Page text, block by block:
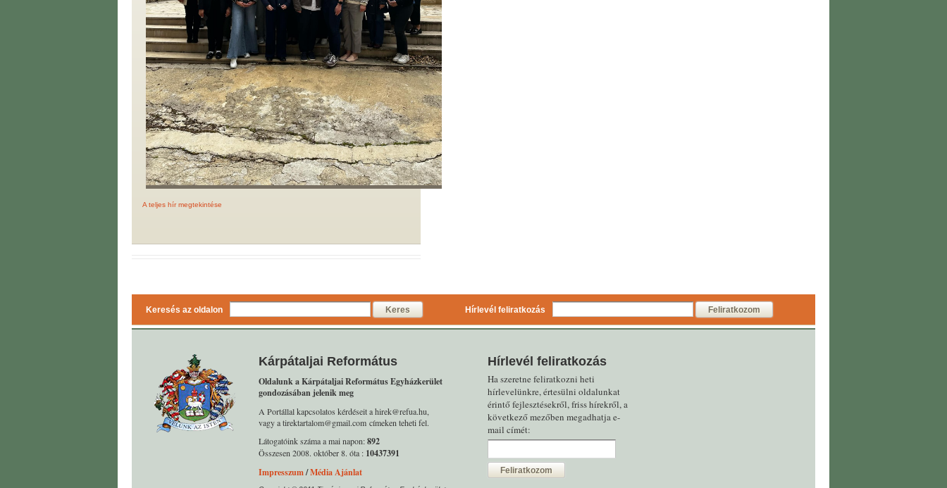
A teljes hír megtekintése
Keresés az oldalon Keres Hírlevél feliratkozás Feliratkozom
Kárpátaljai Református
Oldalunk a Kárpátaljai Református Egyházkerület
gondozásában jelenik meg
A Portállal kapcsolatos kérdéseit a hirek@refua.hu,
vagy a tirektartalom@gmail.com címeken teheti fel.
Látogatóink száma a mai napon:892
Összesen 2008. október 8. óta : 10437391
Impresszum/Média Ajánlat
Hírlevél feliratkozás
Ha szeretne feliratkozni heti
hírlevelünkre, értesülni oldalunkat
érintő fejlesztésekről, friss hírekről, a
következő mezőben megadhatja e-
mail címét:
Feliratkozom